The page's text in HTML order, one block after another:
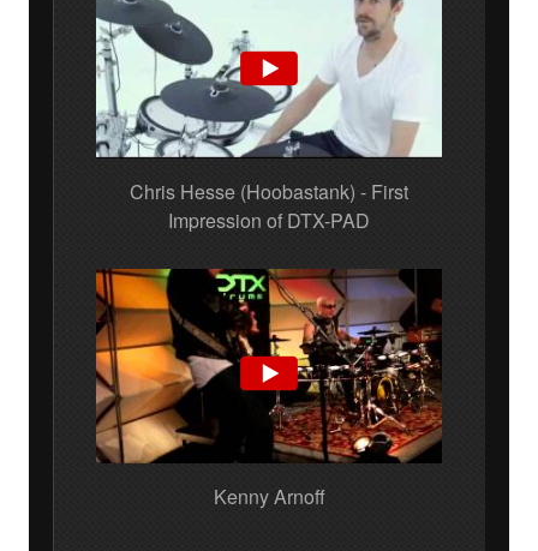
Chris Hesse (Hoobastank) - First
Impression of DTX-PAD
Kenny Arnoff